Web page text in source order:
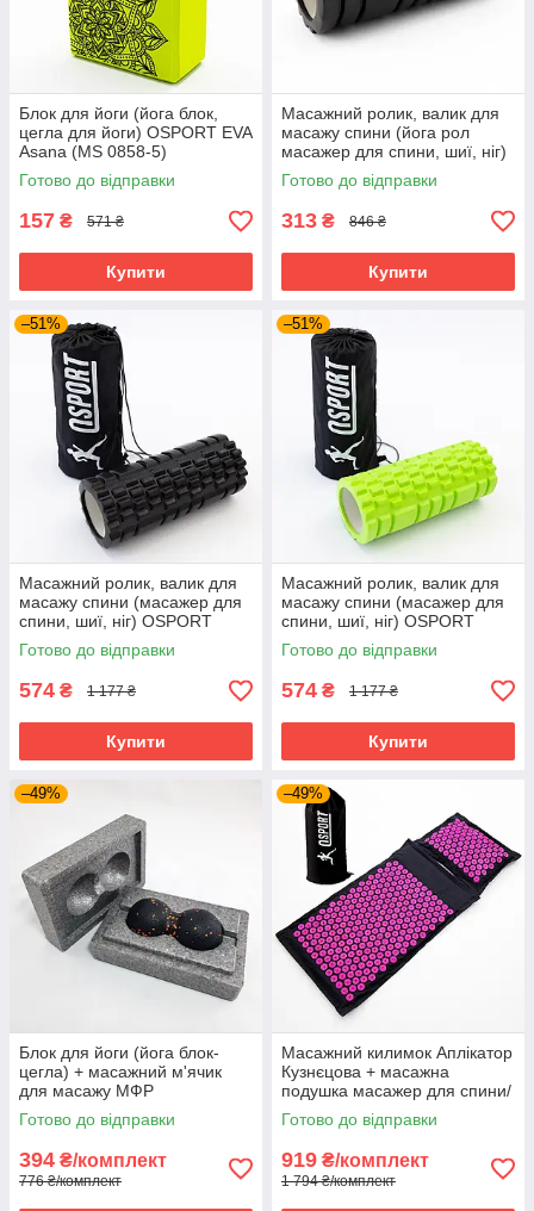
Блок для йоги (йога блок,
цегла для йоги) OSPORT EVA
Asana (MS 0858-5)
Салатовий
Готово до відправки
157 ₴ 571 ₴
Купити
Масажний ролик, валик для
масажу спини (йога рол
масажер для спини, шиї, ніг)
OSPORT 33*14см (MS 0857)
Чорний
Готово до відправки
313 ₴ 846 ₴
Купити
–51%
Масажний ролик, валик для
масажу спини (масажер для
спини, шиї, ніг) OSPORT
33*14см + чохол (MS 2520)
Чорний
Готово до відправки
574 ₴ 1 177 ₴
Купити
–51%
Масажний ролик, валик для
масажу спини (масажер для
спини, шиї, ніг) OSPORT
33*14см + чохол (MS 2520)
Готово до відправки
574 ₴ 1 177 ₴
Купити
–49%
Блок для йоги (йога блок-
цегла) + масажний м'ячик
для масажу МФР
міофасціального релізу
OSPORT (MS 2231)
Готово до відправки
394 ₴/комплект
776 ₴/комплект
–49%
Масажний килимок Аплікатор
Кузнєцова + масажна
подушка масажер для спини/
шиї/голови OSPORT Pro (apl-
777) Чорно-рожевий
Готово до відправки
919 ₴/комплект
1 794 ₴/комплект